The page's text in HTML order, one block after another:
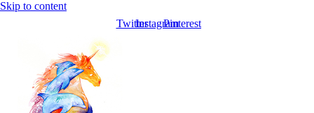
Skip to content
TwitterInstagramPinterest